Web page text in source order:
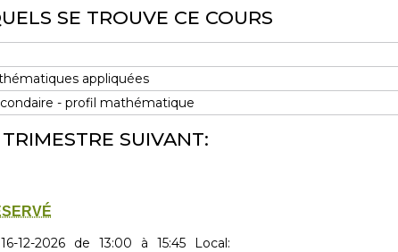
SE TROUVE CE COURS
appliquées
- profil mathématique
SUIVANT:
16-12-2026 de 13:00 à 15:45 Local: